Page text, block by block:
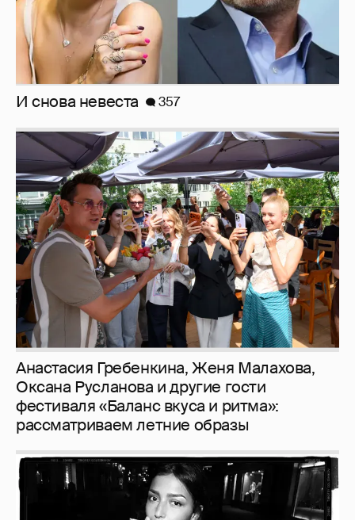
Анастасия Гребенкина, Женя Малахова,
Оксана Русланова и другие гости
фестиваля «Баланс вкуса и ритма»:
рассматриваем летние образы
Рублёвские дочки 187